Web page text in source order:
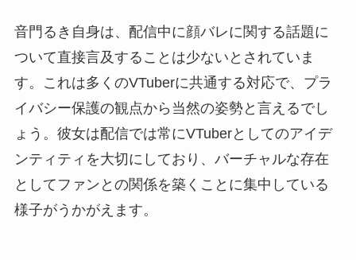
音門るき自身は、配信中に顔バレに関する話題に
ついて直接言及することは少ないとされていま
す。これは多くのVTuberに共通する対応で、プラ
イバシー保護の観点から当然の姿勢と言えるでし
ょう。彼女は配信では常にVTuberとしてのアイデ
ンティティを大切にしており、バーチャルな存在
としてファンとの関係を築くことに集中している
様子がうかがえます。